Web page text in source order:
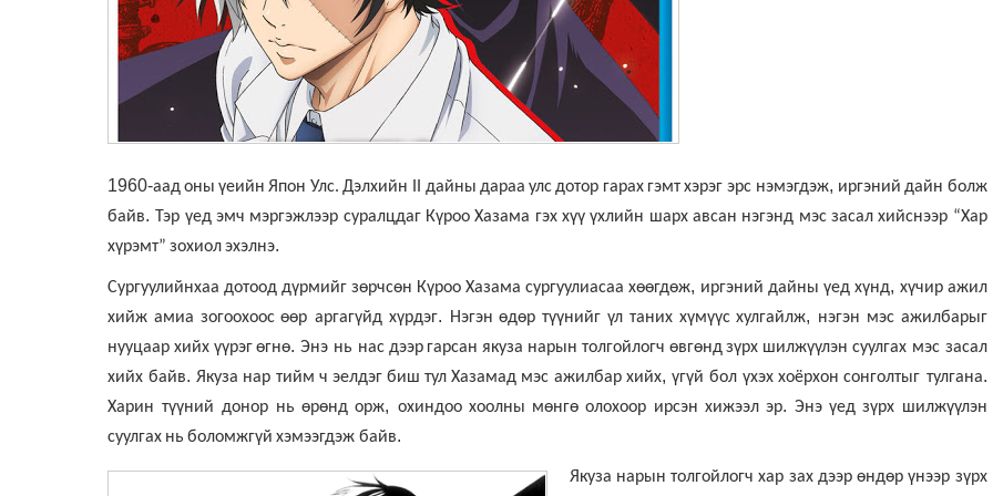
1960-аадоны үеийн Япон Улс. Дэлхийн II дайны дараа улс дотор гарах гэмт хэрэг эрс нэмэгдэж, иргэний дайн болж
байв. Тэр үед эмч мэргэжлээр суралцдаг Күроо Хазама гэх хүү үхлийн шарх авсан нэгэнд мэс засал хийснээр “Хар
хүрэмт” зохиолэхэлнэ.
Сургуулийнхаа дотоод дүрмийг зөрчсөн Күроо Хазама сургуулиасаа хөөгдөж, иргэний дайны үед хүнд, хүчир ажил
хийж амиа зогоохоос өөр аргагүйд хүрдэг. Нэгэн өдөр түүнийг үл таних хүмүүс хулгайлж, нэгэн мэс ажилбарыг
нууцаар хийх үүрэг өгнө.Энэ нь нас дээр гарсан якуза нарын толгойлогч өвгөнд зүрх шилжүүлэн суулгах мэс засал
хийх байв. Якуза нар тийм ч эелдэг биш тул Хазамад мэс ажилбар хийх, үгүй бол үхэх хоёрхон сонголтыг тулгана.
Харин түүний донор нь өрөнд орж, охиндоо хоолны мөнгө олохоор ирсэн хижээл эр.Энэ үед зүрх шилжүүлэн
суулгах нь боломжгүй хэмээгдэж байв.
Якуза нарын толгойлогч хар зах дээр өндөр үнээр зүрх